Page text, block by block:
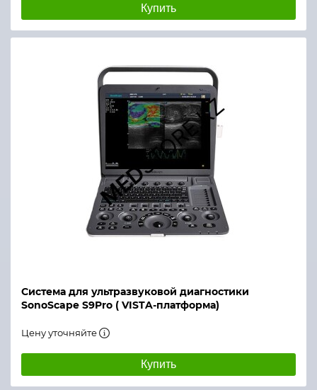
Купить
Система для ультразвуковой диагностики
SonoScape S9Pro ( VISTA-платформа)
Цену уточняйте
Купить